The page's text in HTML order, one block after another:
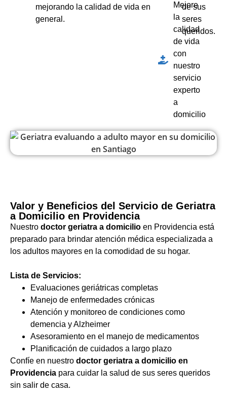
mejorando la calidad de vida en
general.
Mejore
la
calidad
de vida
con
nuestro
servicio
experto
a
domicilio
de sus
seres
queridos.
Valor y Beneficios del Servicio de Geriatra
a Domicilio en Providencia
Nuestro doctor geriatra a domicilio en Providencia está
preparado para brindar atención médica especializada a
los adultos mayores en la comodidad de su hogar.
Lista de Servicios:
Evaluaciones geriátricas completas
Manejo de enfermedades crónicas
Atención y monitoreo de condiciones como
demencia y Alzheimer
Asesoramiento en el manejo de medicamentos
Planificación de cuidados a largo plazo
Confíe en nuestro doctor geriatra a domicilio en
Providencia para cuidar la salud de sus seres queridos
sin salir de casa.